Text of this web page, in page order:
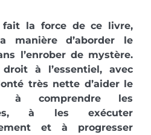
fait la force de ce livre,
manière d’aborder le
l’enrober de mystère.
à l’essentiel, avec
très nette d’aider le
à comprendre les
à les exécuter
et à progresser